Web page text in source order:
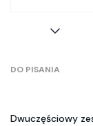
DO PISANIA
Dwuczęściowy